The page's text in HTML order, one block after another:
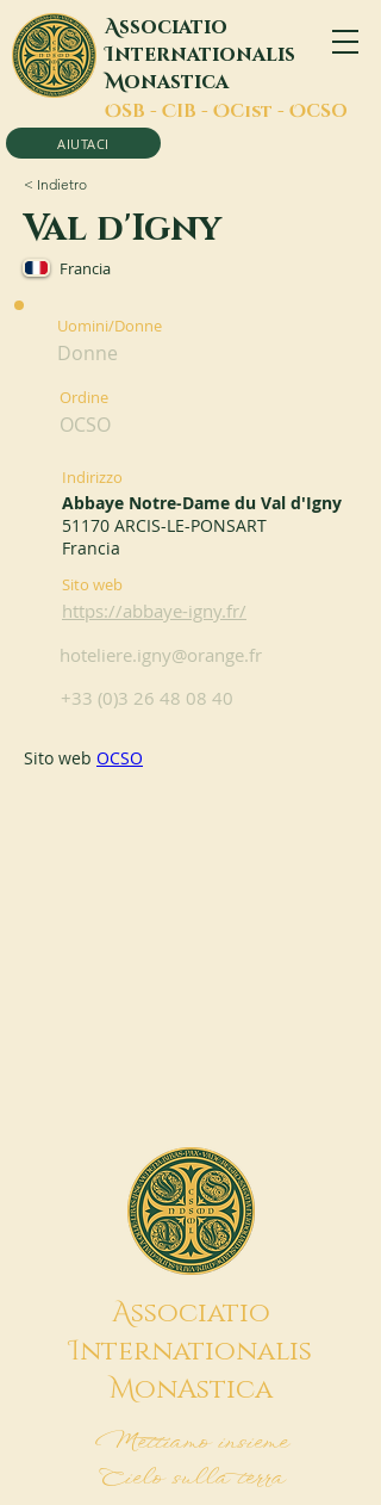
Associatio
Internationalis
Monastica
OSB - CIB - OCist - OCSO
AIUTACI
< Indietro
Val d'Igny
Francia
Uomini/Donne
Donne
Ordine
OCSO
Indirizzo
Abbaye Notre-Dame du Val d'Igny
51170 ARCIS-LE-PONSART
Francia
Sito web
https://abbaye-igny.fr/
hoteliere.igny@orange.fr
+33 (0)3 26 48 08 40
Sito web OCSO
Associatio
Internationalis
MonAstica
Mettiamo insieme
Cielo sulla terra